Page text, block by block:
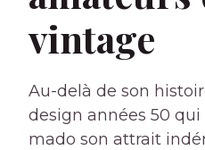
vintage
Au-delà de son
design années 50
mado son attrait